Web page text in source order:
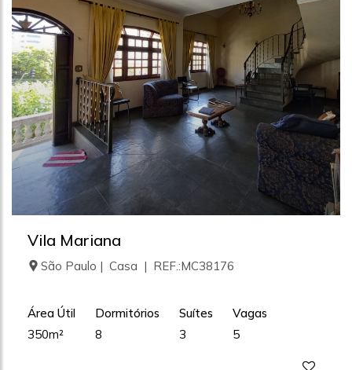
Vila Mariana
São Paulo | Casa | REF.:MC38176
Área Útil
350m²
Dormitórios
8
Suítes
3
Vagas
5